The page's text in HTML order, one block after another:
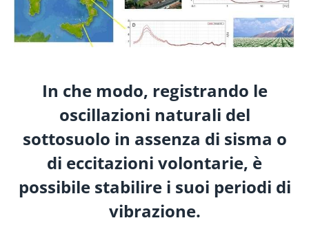
In che modo, registrando le
oscillazioni naturali del
sottosuolo in assenza di sisma o
di eccitazioni volontarie, è
possibile stabilire i suoi periodi di
vibrazione.